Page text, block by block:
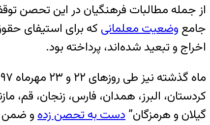
از جمله مطالبات فرهنگیان در این تحصن
جامع وضعیت معلمانی که برای استیفای
اخراج و تبعید شده‌اند، پرداخته بود.
کردستان، البرز، همدان، فارس، زنجان، قم،
گیلان و هرمزگان”دست به تحصن زدهو ضمن